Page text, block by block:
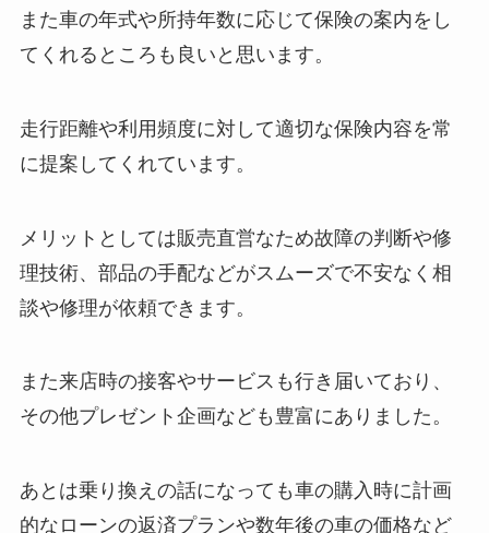
また車の年式や所持年数に応じて保険の案内をし
てくれるところも良いと思います。
走行距離や利用頻度に対して適切な保険内容を常
に提案してくれています。
メリットとしては販売直営なため故障の判断や修
理技術、部品の手配などがスムーズで不安なく相
談や修理が依頼できます。
また来店時の接客やサービスも行き届いており、
その他プレゼント企画なども豊富にありました。
あとは乗り換えの話になっても車の購入時に計画
的なローンの返済プランや数年後の車の価格など